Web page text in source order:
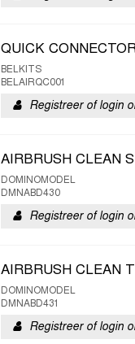
QUICK
BELKITS
BELAIRQC001
Registreer of login
AIRBRUSH CLEAN
DOMINOMODEL
DMNABD430
Registreer of login
AIRBRUSH CLEAN
DOMINOMODEL
DMNABD431
Registreer of login